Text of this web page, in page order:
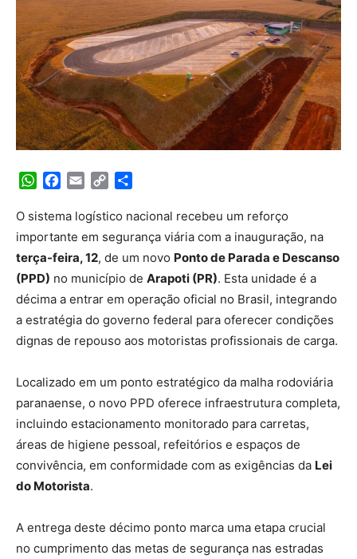
WhatsApp
Facebook
Email Copy
O sistema logístico nacional recebeu um reforço
importante em segurança viária com a inauguração, na
terça-feira, 12, de um novo Ponto de Parada e Descanso
(PPD) no município de Arapoti (PR). Esta unidade é a
décima a entrar em operação oficial no Brasil, integrando
a estratégia do governo federal para oferecer condições
dignas de repouso aos motoristas profissionais de carga.
Localizado em um ponto estratégico da malha rodoviária
paranaense, o novo PPD oferece infraestrutura completa,
incluindo estacionamento monitorado para carretas,
áreas de higiene pessoal, refeitórios e espaços de
convivência, em conformidade com as exigências da Lei
do Motorista.
A entrega deste décimo ponto marca uma etapa crucial
no cumprimento das metas de segurança nas estradas